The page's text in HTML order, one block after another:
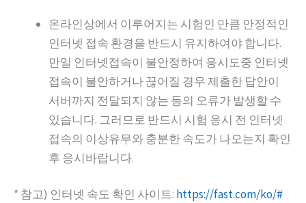
온라인상에서 이루어지는 시험인 만큼 안정적인
인터넷 접속 환경을 반드시 유지하여야 합니다.
만일 인터넷접속이 불안정하여 응시도중 인터넷
접속이 불안하거나 끊어질 경우 제출한 답안이
서버까지 전달되지 않는 등의 오류가 발생할 수
있습니다. 그러므로 반드시 시험 응시 전 인터넷
접속의 이상유무와 충분한 속도가 나오는지 확인
후 응시바랍니다.
* 참고) 인터넷 속도 확인 사이트: https://fast.com/ko/#